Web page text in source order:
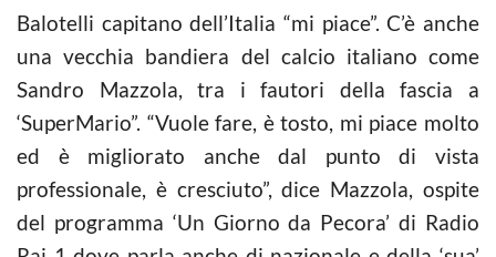
Balotelli capitano dell’Italia “mi piace”. C’è anche
una vecchia bandiera del calcio italiano come
Sandro Mazzola, tra i fautori della fascia a
‘SuperMario”. “Vuole fare, è tosto, mi piace molto
ed è migliorato anche dal punto di vista
professionale, è cresciuto”, dice Mazzola, ospite
del programma ‘Un Giorno da Pecora’ di Radio